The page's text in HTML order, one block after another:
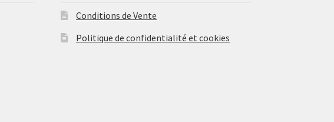
Conditions de Vente
Politique de confidentialité et cookies